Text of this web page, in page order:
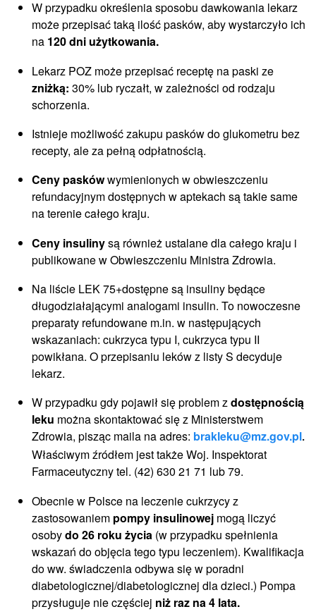
W przypadku określenia sposobu dawkowania lekarz
może przepisać taką ilość pasków, aby wystarczyło ich
na 120 dni użytkowania.
Lekarz POZ może przepisać receptę na paski ze
zniżką: 30% lub ryczałt, w zależności od rodzaju
schorzenia.
Istnieje możliwość zakupu pasków do glukometru bez
recepty, ale za pełną odpłatnością.
Ceny paskówwymienionych w obwieszczeniu
refundacyjnym dostępnych w aptekach są takie same
na terenie całego kraju.
Ceny insulinysą również ustalane dla całego kraju i
publikowane w Obwieszczeniu Ministra Zdrowia.
Na liście LEK 75+dostępne są insuliny będące
długodziałającymi analogami insulin. To nowoczesne
preparaty refundowane m.in. w następujących
wskazaniach: cukrzyca typu I, cukrzyca typu II
powikłana. O przepisaniu leków z listy S decyduje
lekarz.
W przypadku gdy pojawił się problem zdostępnością
leku można skontaktować się z Ministerstwem
Zdrowia, pisząc maila na adres: brakleku@mz.gov.pl.
Właściwym źródłem jest także Woj. Inspektorat
Farmaceutyczny tel. (42) 630 21 71 lub 79.
Obecnie w Polsce na leczenie cukrzycy z
zastosowaniem pompy insulinowej mogą liczyć
osobydo 26 roku życia (w przypadku spełnienia
wskazań do objęcia tego typu leczeniem). Kwalifikacja
do ww. świadczenia odbywa się w poradni
diabetologicznej/diabetologicznej dla dzieci.) Pompa
przysługuje nie częściej niż raz na 4 lata.